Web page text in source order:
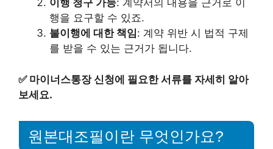
이행 청구 가능: 계약서의 내용을 근거로 이
행을 요구할 수 있죠.
불이행에 대한 책임: 계약 위반 시 법적 구제
를 받을 수 있는 근거가 됩니다.
✅ 마이너스통장 신청에 필요한 서류를 자세히 알아
보세요.
원본대조필이란 무엇인가요?